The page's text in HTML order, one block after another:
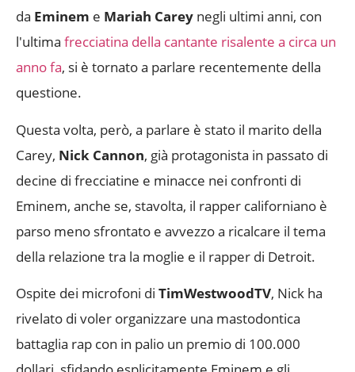
da Eminem e Mariah Carey negli ultimi anni, con
l'ultima frecciatina della cantante risalente a circa un
anno fa, si è tornato a parlare recentemente della
questione.
Questa volta, però, a parlare è stato il marito della
Carey, Nick Cannon, già protagonista in passato di
decine di frecciatine e minacce nei confronti di
Eminem, anche se, stavolta, il rapper californiano è
parso meno sfrontato e avvezzo a ricalcare il tema
della relazione tra la moglie e il rapper di Detroit.
Ospite dei microfoni di TimWestwoodTV, Nick ha
rivelato di voler organizzare una mastodontica
battaglia rap con in palio un premio di 100.000